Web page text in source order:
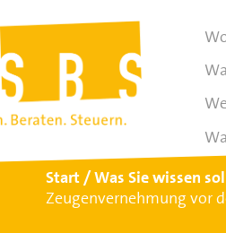
Start
Was Sie wissen
Zeugenvernehmung vor